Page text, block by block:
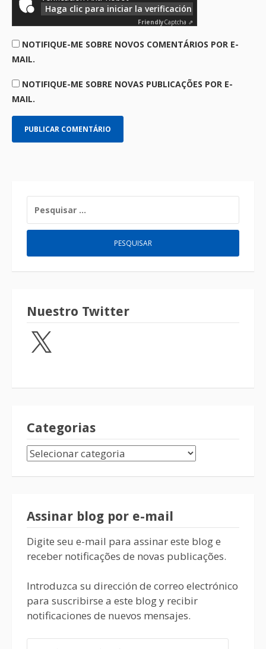
Haga clic para iniciar la verificación
FriendlyCaptcha ⇗
NOTIFIQUE-ME SOBRE NOVOS COMENTÁRIOS POR E-
MAIL.
NOTIFIQUE-ME SOBRE NOVAS PUBLICAÇÕES POR E-
MAIL.
Nuestro Twitter
Categorias
Assinar blog por e-mail
Digite seu e-mail para assinar este blog e
receber notificações de novas publicações.
Introduzca su dirección de correo electrónico
para suscribirse a este blog y recibir
notificaciones de nuevos mensajes.